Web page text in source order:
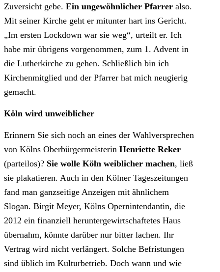
Zuversicht gebe. Ein ungewöhnlicher Pfarrer also.
Mit seiner Kirche geht er mitunter hart ins Gericht.
„Im ersten Lockdown war sie weg“, urteilt er. Ich
habe mir übrigens vorgenommen, zum 1. Advent in
die Lutherkirche zu gehen. Schließlich bin ich
Kirchenmitglied und der Pfarrer hat mich neugierig
gemacht.
Köln wird unweiblicher
Erinnern Sie sich noch an eines der Wahlversprechen
von Kölns Oberbürgermeisterin Henriette Reker
(parteilos)? Sie wolle Köln weiblicher machen, ließ
sie plakatieren. Auch in den Kölner Tageszeitungen
fand man ganzseitige Anzeigen mit ähnlichem
Slogan. Birgit Meyer, Kölns Opernintendantin, die
2012 ein finanziell heruntergewirtschaftetes Haus
übernahm, könnte darüber nur bitter lachen. Ihr
Vertrag wird nicht verlängert. Solche Befristungen
sind üblich im Kulturbetrieb. Doch wann und wie